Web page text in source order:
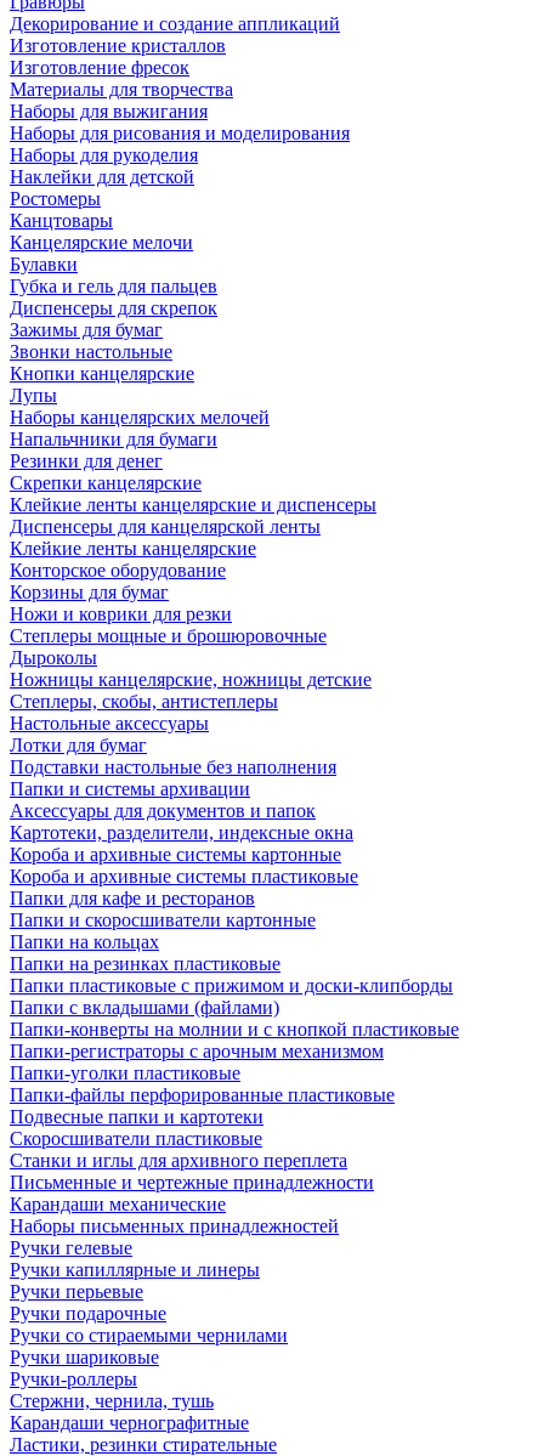
Декорирование и создание аппликаций
Изготовление кристаллов
Изготовление фресок
Материалы для творчества
Наборы для выжигания
Наборы для рисования и моделирования
Наборы для рукоделия
Наклейки для детской
Ростомеры
Канцтовары
Канцелярские мелочи
Булавки
Губка и гель для пальцев
Диспенсеры для скрепок
Зажимы для бумаг
Звонки настольные
Кнопки канцелярские
Лупы
Наборы канцелярских мелочей
Напальчники для бумаги
Резинки для денег
Скрепки канцелярские
Клейкие ленты канцелярские и диспенсеры
Диспенсеры для канцелярской ленты
Клейкие ленты канцелярские
Конторское оборудование
Корзины для бумаг
Ножи и коврики для резки
Степлеры мощные и брошюровочные
Дыроколы
Ножницы канцелярские, ножницы детские
Степлеры, скобы, антистеплеры
Настольные аксессуары
Лотки для бумаг
Подставки настольные без наполнения
Папки и системы архивации
Аксессуары для документов и папок
Картотеки, разделители, индексные окна
Короба и архивные системы картонные
Короба и архивные системы пластиковые
Папки для кафе и ресторанов
Папки и скоросшиватели картонные
Папки на кольцах
Папки на резинках пластиковые
Папки пластиковые с прижимом и доски-клипборды
Папки с вкладышами (файлами)
Папки-конверты на молнии и с кнопкой пластиковые
Папки-регистраторы с арочным механизмом
Папки-уголки пластиковые
Папки-файлы перфорированные пластиковые
Подвесные папки и картотеки
Скоросшиватели пластиковые
Станки и иглы для архивного переплета
Письменные и чертежные принадлежности
Карандаши механические
Наборы письменных принадлежностей
Ручки гелевые
Ручки капиллярные и линеры
Ручки перьевые
Ручки подарочные
Ручки со стираемыми чернилами
Ручки шариковые
Ручки-роллеры
Стержни, чернила, тушь
Карандаши чернографитные
Ластики, резинки стирательные